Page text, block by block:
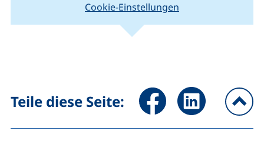
Cookie-Einstellungen
(externer Link, öffnet neues Fenster).
Kartendaten © Mitwirkende von
Teile diese Seite: Seite über Facebook teilen
Seite über